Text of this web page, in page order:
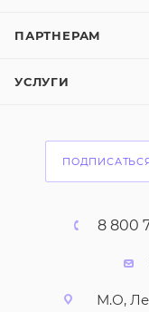
ПАРТНЕРАМ
УСЛУГИ
8 800
М.О,